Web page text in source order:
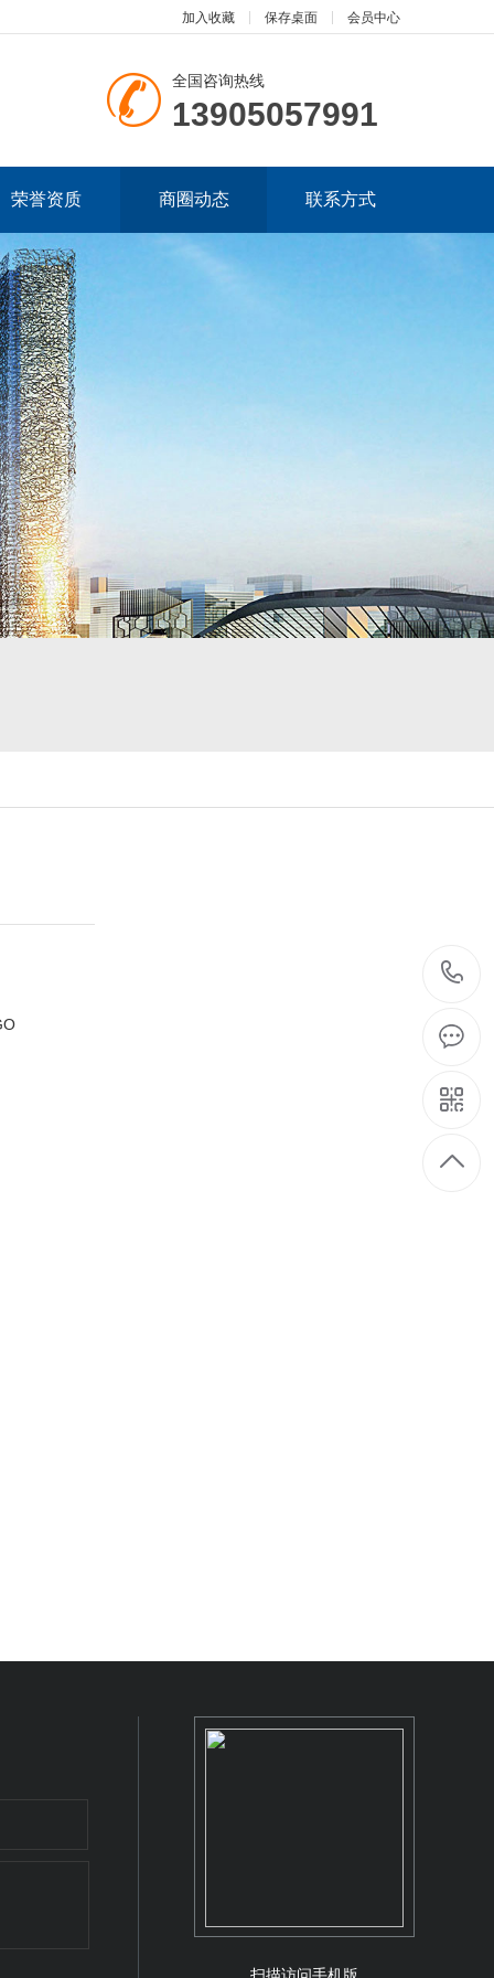
加入收藏 保存桌面 会员中心
全国咨询热线
13905057991
荣誉资质 商圈动态 联系方式